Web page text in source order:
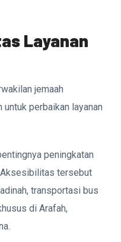
Layanan
jemaah
perbaikan layanan
peningkatan
tersebut
transportasi bus
di Arafah,